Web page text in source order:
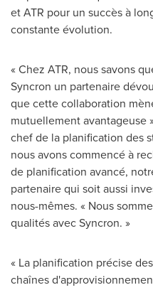
et ATR pour un succès à
constante évolution.
« Chez ATR, nous savons
Syncron un partenaire
que cette collaboration
mutuellement avantageuse
chef de la planification des
nous avons commencé à
de planification avancé,
partenaire qui soit aussi
nous-mêmes. « Nous
qualités avec Syncron. »
« La planification précise
chaînes